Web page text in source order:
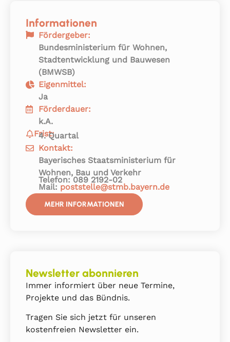
Informationen
Fördergeber:
Bundesministerium für Wohnen,
Stadtentwicklung und Bauwesen
(BMWSB)
Eigenmittel:
Ja
Förderdauer:
k.A.
Frist:
4. Quartal
Kontakt:
Bayerisches Staatsministerium für
Wohnen, Bau und Verkehr
Telefon: 089 2192-02
Mail: poststelle@stmb.bayern.de
MEHR INFORMATIONEN
Newsletter abonnieren
Immer informiert über neue Termine,
Projekte und das Bündnis.
Tragen Sie sich jetzt für unseren
kostenfreien Newsletter ein.